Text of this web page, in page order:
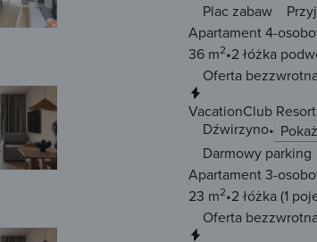
Plac zabaw
Apartament 4-
36 m2 2 łóżka
Oferta
VacationClub
Dźwirzyno
Darmowy parking
Apartament 3-
23 m2 2 łóżka(1
Oferta